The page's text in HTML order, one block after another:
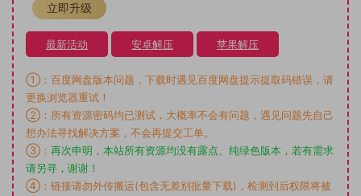
立即升级
最新活动 安卓解压 苹果解压
①：百度网盘版本问题，下载时遇见百度网盘提示提取码错误，请
更换浏览器重试！
②：所有资源密码均已测试，大概率不会有问题，遇见问题先自己
想办法寻找解决方案，不会再提交工单。
③： 再次申明，本站所有资源均没有露点、纯绿色版本，若有需求
请另寻，谢谢！
④：链接请勿外传搬运(包含无差别批量下载)，检测到后权限将被